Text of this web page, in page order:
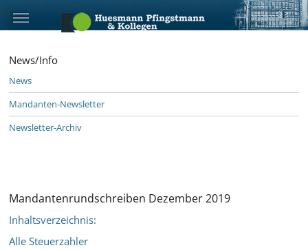
News/Info
News
Mandanten-Newsletter
Newsletter-Archiv
Mandantenrundschreiben Dezember 2019
Inhaltsverzeichnis:
Alle Steuerzahler